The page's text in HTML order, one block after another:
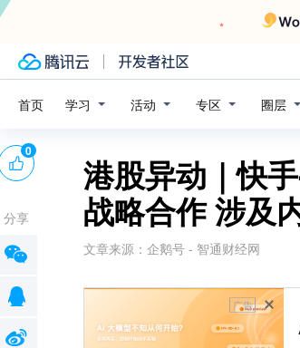
首页 学习 活动 专区 圈层
港股异动｜快
战略合作 涉及
文章来源： 企鹅号 - 智通财经网
广告
0
分享